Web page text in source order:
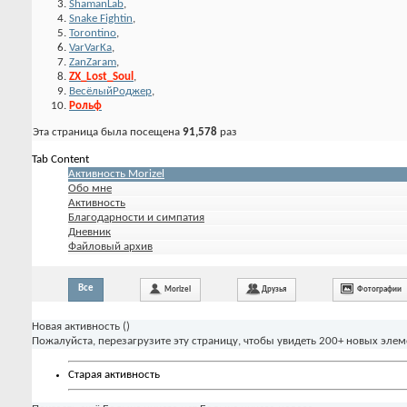
ShamanLab,
Snake Fightin,
Torontino,
VarVarKa,
ZanZaram,
ZX_Lost_Soul ,
ВесёлыйРоджер,
Рольф
Эта страница была посещена 91,578 раз
Tab Content
Активность Morizel
Обо мне
Активность
Благодарности и симпатия
Дневник
Файловый архив
Все Morizel Друзья Фотографии
Новая активность ()
Пожалуйста, перезагрузите эту страницу, чтобы увидеть 200+ новых
Старая активность